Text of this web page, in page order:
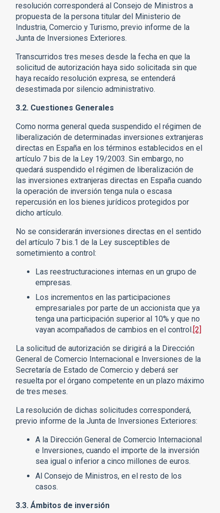
resolución corresponderá al Consejo de Ministros a
propuesta de la persona titular del Ministerio de
Industria, Comercio y Turismo, previo informe de la
Junta de Inversiones Exteriores.
Transcurridos tres meses desde la fecha en que la
solicitud de autorización haya sido solicitada sin que
haya recaído resolución expresa, se entenderá
desestimada por silencio administrativo.
3.2. Cuestiones Generales
Como norma general queda suspendido el régimen de
liberalización de determinadas inversiones extranjeras
directas en España en los términos establecidos en el
artículo 7 bis de la Ley 19/2003. Sin embargo, no
quedará suspendido el régimen de liberalización de
las inversiones extranjeras directas en España cuando
la operación de inversión tenga nula o escasa
repercusión en los bienes jurídicos protegidos por
dicho artículo.
No se considerarán inversiones directas en el sentido
del artículo 7 bis.1 de la Ley susceptibles de
sometimiento a control:
Las reestructuraciones internas en un grupo de
empresas.
Los incrementos en las participaciones
empresariales por parte de un accionista que ya
tenga una participación superior al 10% y que no
vayan acompañados de cambios en el control.[2]
La solicitud de autorización se dirigirá a la Dirección
General de Comercio Internacional e Inversiones de la
Secretaría de Estado de Comercio y deberá ser
resuelta por el órgano competente en un plazo máximo
de tres meses.
La resolución de dichas solicitudes corresponderá,
previo informe de la Junta de Inversiones Exteriores:
A la Dirección General de Comercio Internacional
e Inversiones, cuando el importe de la inversión
sea igual o inferior a cinco millones de euros.
Al Consejo de Ministros, en el resto de los
casos.
3.3. Ámbitos de inversión